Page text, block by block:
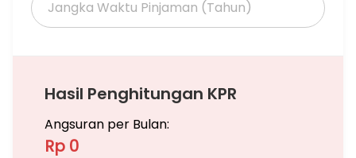
Hasil Penghitungan KPR
Angsuran per Bulan:
Rp 0